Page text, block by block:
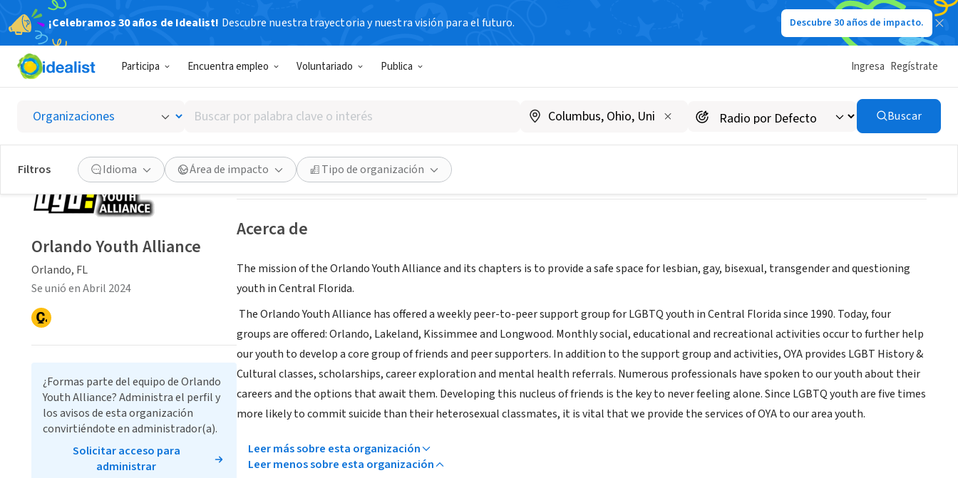
¡Celebramos 30 años de Idealist! Descubre nuestra trayectoria y nuestra visión para el futuro. Descubre 30 años de impacto.
Participa Encuentra empleo Voluntariado Publica Ingresa Regístrate
Buscar
por
palabra
clave
o
interés
Buscar
Filtros Idioma Área de impacto Tipo de organización
Orlando Youth Alliance
Orlando, FL orlandoyouthalliance.org/
Guardar Compartir
Acerca de
The mission of the Orlando Youth Alliance and its chapters is to provide a safe space for lesbian, gay, bisexual, transgender and questioning
youth in Central Florida.
The Orlando Youth Alliance has offered a weekly peer-to-peer support group for LGBTQ youth in Central Florida since 1990. Today, four
groups are offered: Orlando, Lakeland, Kissimmee and Longwood. Monthly social, educational and recreational activities occur to further help
our youth to develop a core group of friends and peer supporters. In addition to the support group and activities, OYA provides LGBT History &
Cultural classes, scholarships, career exploration and mental health referrals. Numerous professionals have spoken to our youth about their
careers and the options that await them. Developing this nucleus of friends is the key to never feeling alone. Since LGBTQ youth are five times
more likely to commit suicide than their heterosexual classmates, it is vital that we provide the services of OYA to our area youth.
Leer más sobre esta organización
Leer menos sobre esta organización
Orlando Youth Alliance
Orlando, FL
Se unió en Abril 2024
¿Formas parte del equipo de Orlando
Youth Alliance? Administra el perfil y
los avisos de esta organización
convirtiéndote en administrador(a).
Solicitar acceso para
administrar